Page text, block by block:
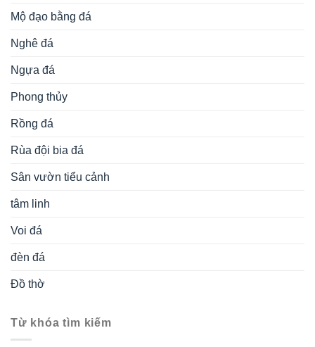
Mộ đạo bằng đá
Nghê đá
Ngựa đá
Phong thủy
Rồng đá
Rùa đội bia đá
Sân vườn tiểu cảnh
tâm linh
Voi đá
đèn đá
Đồ thờ
Từ khóa tìm kiếm